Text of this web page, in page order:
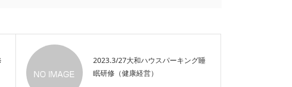
2023.3/27大和ハウスパーキング睡
眠研修（健康経営）